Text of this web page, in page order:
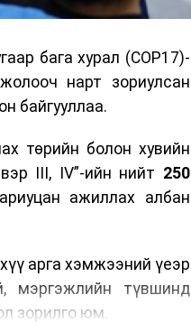
бага хурал (COP17)-
нарт зориулсан
байгууллаа.
төрийн болон хувийн
III, IV”-ийн нийт 250
ажиллах албан
арга хэмжээний үеэр
мэргэжлийн түвшинд
зорилго юм.